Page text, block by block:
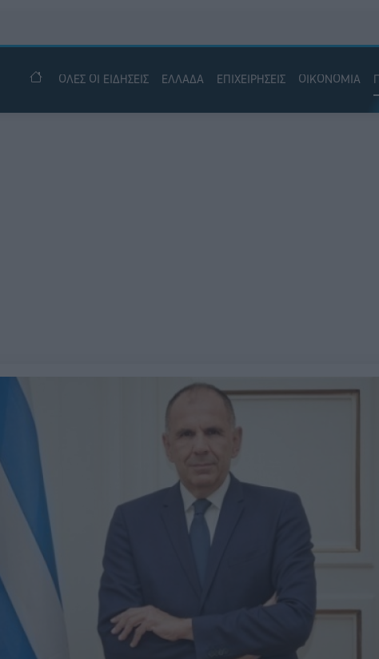
ΟΛΕΣ ΟΙ ΕΙΔΗΣΕΙΣ ΕΛΛΑΔΑ ΕΠΙΧΕΙΡΗΣΕΙΣ ΟΙΚΟΝΟΜΙΑ